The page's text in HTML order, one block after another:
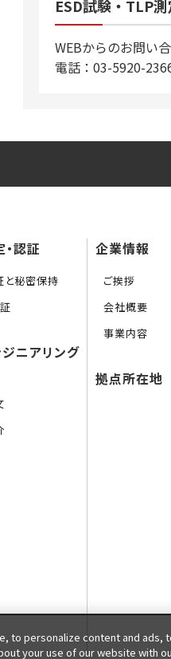
ESD試験・TLP
WEBからのお問い
電話：03-5920-
認証
と秘密保持
ニアリング
企業情報
ご挨拶
会社概要
事業内容
拠点所在地
to personalize content and ads,
your use of our website with